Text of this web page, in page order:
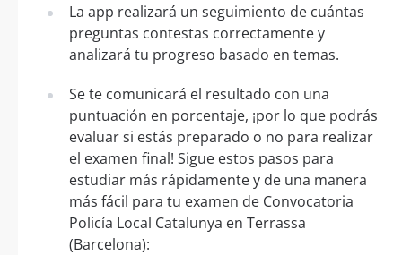
La app realizará un seguimiento de cuántas
preguntas contestas correctamente y
analizará tu progreso basado en temas.
Se te comunicará el resultado con una
puntuación en porcentaje, ¡por lo que podrás
evaluar si estás preparado o no para realizar
el examen final! Sigue estos pasos para
estudiar más rápidamente y de una manera
más fácil para tu examen de Convocatoria
Policía Local Catalunya en Terrassa
(Barcelona):